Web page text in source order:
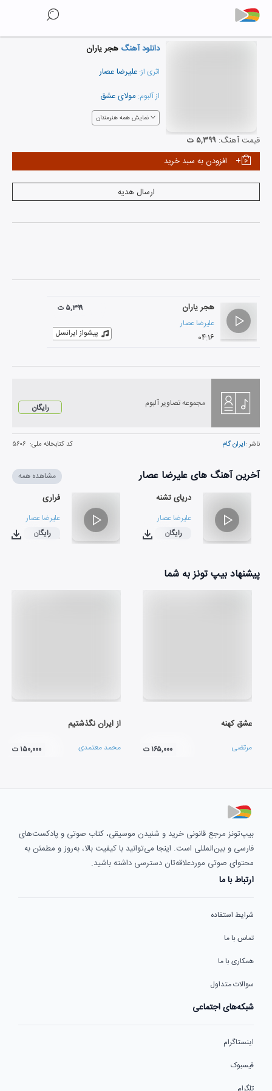
دانلود آهنگ هجر یاران
اثری از: علیرضا عصار
از آلبوم: مولای عشق
نمایش همه هنرمندان
قیمت آهنگ: ۵,۳۹۹ ت
افزودن به سبد خرید
ارسال هدیه
هجر یاران
علیرضا عصار
۰۴:۱۶
۵,۳۹۹ ت
پیشواز ایرانسل
مجموعه تصاویر آلبوم رایگان
ناشر :ایران گام کد کتابخانه ملی: ۵۶۰۶
آخرین آهنگ های علیرضا عصار مشاهده همه
دریای تشنه
علیرضا عصار
۰۵:۱۳
رایگان
فراری
علیرضا عصار
۰۳:۳۹
رایگان
پیشنهاد بیپ تونز به شما
عشق کهنه
مرتضی ۱۶۵,۰۰۰ ت
از ایران نگذشتیم
محمد معتمدی ۱۵۰,۰۰۰ ت
بیپ‌تونز مرجع قانونی خرید و شنیدن موسیقی، کتاب صوتی و پادکست‌های
فارسی و بین‌المللی است. اینجا می‌توانید با کیفیت بالا، به‌روز و مطمئن به
محتوای صوتی موردعلاقه‌تان دسترسی داشته باشید.
ارتباط با ما
شرایط استفاده
تماس با ما
همکاری با ما
سوالات متداول
شبکه‌های اجتماعی
اینستاگرام
فیسبوک
تلگرام